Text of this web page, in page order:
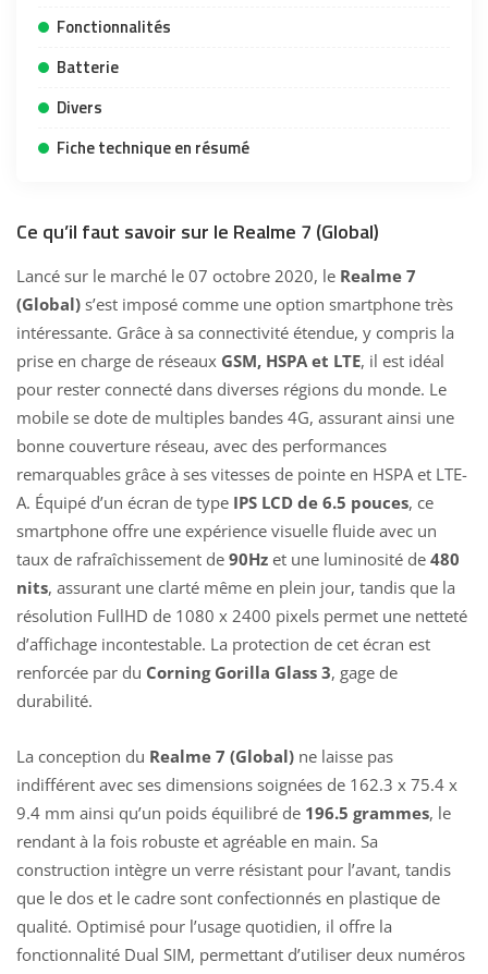
Fonctionnalités
Batterie
Divers
Fiche technique en résumé
Ce qu’il faut savoir sur le Realme 7 (Global)
Lancé sur le marché le 07 octobre 2020, le Realme 7
(Global) s’est imposé comme une option smartphone très
intéressante. Grâce à sa connectivité étendue, y compris la
prise en charge de réseaux GSM, HSPA et LTE, il est idéal
pour rester connecté dans diverses régions du monde. Le
mobile se dote de multiples bandes 4G, assurant ainsi une
bonne couverture réseau, avec des performances
remarquables grâce à ses vitesses de pointe en HSPA et LTE-
A. Équipé d’un écran de type IPS LCD de 6.5 pouces, ce
smartphone offre une expérience visuelle fluide avec un
taux de rafraîchissement de 90Hz et une luminosité de 480
nits, assurant une clarté même en plein jour, tandis que la
résolution FullHD de 1080 x 2400 pixels permet une netteté
d’affichage incontestable. La protection de cet écran est
renforcée par du Corning Gorilla Glass 3, gage de
durabilité.
La conception du Realme 7 (Global) ne laisse pas
indifférent avec ses dimensions soignées de 162.3 x 75.4 x
9.4 mm ainsi qu’un poids équilibré de 196.5 grammes, le
rendant à la fois robuste et agréable en main. Sa
construction intègre un verre résistant pour l’avant, tandis
que le dos et le cadre sont confectionnés en plastique de
qualité. Optimisé pour l’usage quotidien, il offre la
fonctionnalité Dual SIM, permettant d’utiliser deux numéros